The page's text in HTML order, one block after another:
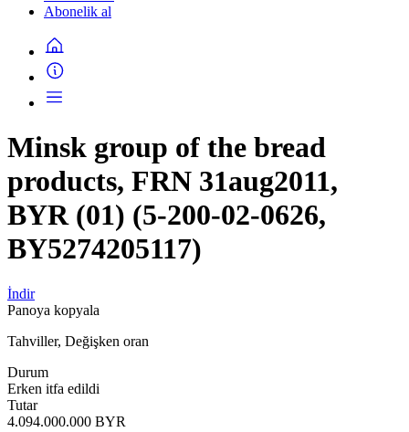
Abonelik al
Minsk group of the bread
products, FRN 31aug2011,
BYR (01) (5-200-02-0626,
BY5274205117)
İndir
Panoya kopyala
Tahviller, Değişken oran
Durum
Erken itfa edildi
Tutar
4.094.000.000 BYR